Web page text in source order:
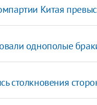
Китая
однополые
столкновения